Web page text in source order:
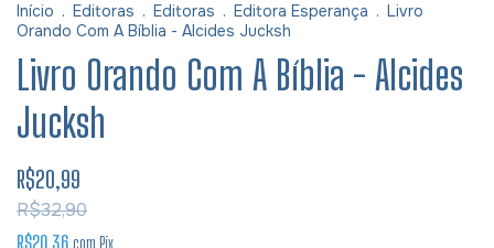
Início . Editoras . Editoras . Editora Esperança . Livro
Orando Com A Bíblia - Alcides Jucksh
Livro Orando Com A Bíblia - Alcides
Jucksh
R$20,99
R$32,90
R$20,36 com Pix